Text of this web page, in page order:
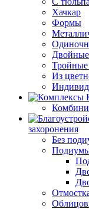
Хачкар
Формы
Тройные
Из
захоронения
Без